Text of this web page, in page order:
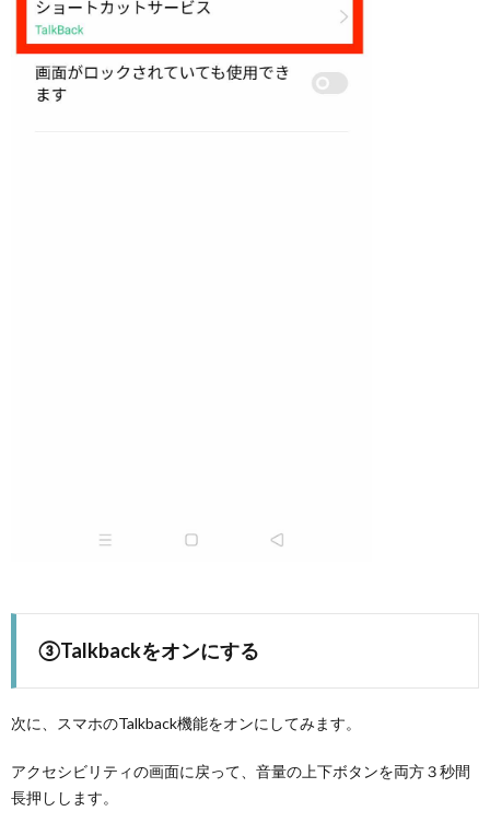
③Talkbackをオンにする
次に、スマホのTalkback機能をオンにしてみます。
アクセシビリティの画面に戻って、音量の上下ボタンを両方３秒間
長押しします。